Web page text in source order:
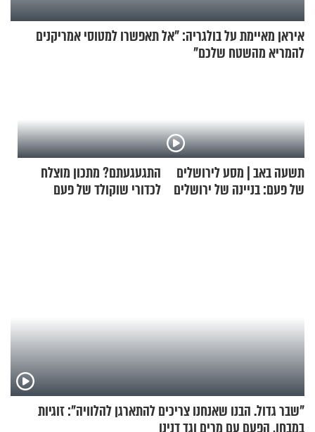
איראן מאיימת על בולגריה: "אל תאפשרו למטוסי אמריקנים
להמריא מהשטח שלכם"
תשעה באב | מסע לירושלים
של פעם: בניינה של ירושלים
התגעגעתם? מתכון מוצלח
לכדורי שוקולד של פעם
"שבר גדול. הבנו שאנחנו צריכים להתארגן להלוויה": זוגיות